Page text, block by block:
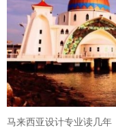
马来西亚设计专业读几年